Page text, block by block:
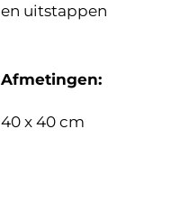
en uitstappen
Afmetingen:
40 x 40 cm